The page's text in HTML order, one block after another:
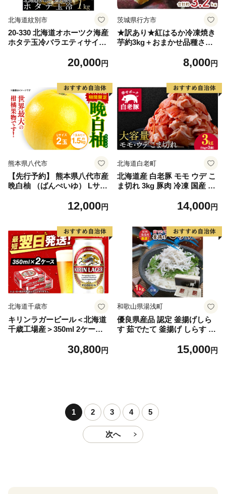
北海道紋別市
20-330 北海道オホーツク海産
ホタテ玉冷バラエティサイズ
20,000円
茨城県行方市
★訳あり★紅はるか冷凍焼き
芋約3kg＋おまかせ品種さつ
まいも サツマイモ さつま芋
茨城県 行方市(EY-25)
8,000円
熊本県八代市
【先行予約】 熊本県八代市産
晩白柚 （ばんぺいゆ） Lサイ
もの フルーツ おやつ 特産 熊
12,000円
北海道白老町
北海道産 白老豚 モモ ウデ こ
ま切れ 3kg 豚肉 冷凍 国産 ス
14,000円
北海道千歳市
キリンラガービール＜北海道
千歳工場産＞350ml 2ケース
30,800円
和歌山県湯浅町
優良県産品 認定 釜揚げしら
す 茹でたて 釜揚げ しらす 無
国産 海の幸 海鮮 魚介 紀州湯
15,000円
1 2 3 4 5
次へ